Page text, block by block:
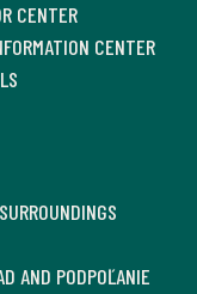
CENTER
CENTER
AND PODPOĽANIE